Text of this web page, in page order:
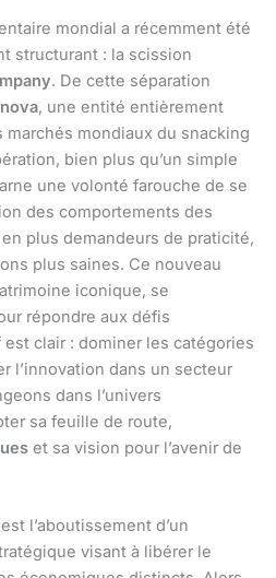
mondial a récemment été
structurant : la scission
. De cette séparation
, une entité entièrement
mondiaux du snacking
bien plus qu’un simple
une volonté farouche de se
des comportements des
plus demandeurs de praticité,
plus saines. Ce nouveau
iconique, se
répondre aux défis
est clair : dominer les catégories
l’innovation dans un secteur
dans l’univers
sa feuille de route,
et sa vision pour l’avenir de
est l’aboutissement d’un
visant à libérer le